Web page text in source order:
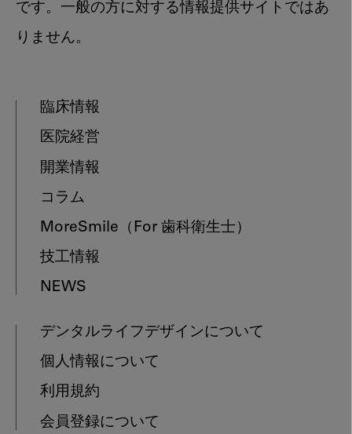
です。一般の方に対する情報提供サイトではあ
りません。
臨床情報
医院経営
開業情報
コラム
MoreSmile （For 歯科衛生士）
技工情報
NEWS
デンタルライフデザインについて
個人情報について
利用規約
会員登録について